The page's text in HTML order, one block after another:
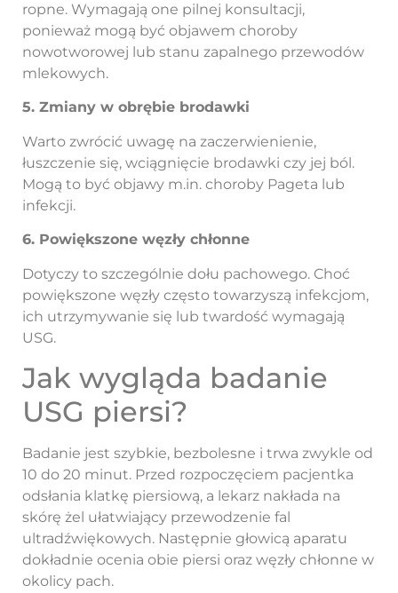
ropne. Wymagają one pilnej konsultacji,
ponieważ mogą być objawem choroby
nowotworowej lub stanu zapalnego przewodów
mlekowych.
5. Zmiany w obrębie brodawki
Warto zwrócić uwagę na zaczerwienienie,
łuszczenie się, wciągnięcie brodawki czy jej ból.
Mogą to być objawy m.in. choroby Pageta lub
infekcji.
6. Powiększone węzły chłonne
Dotyczy to szczególnie dołu pachowego. Choć
powiększone węzły często towarzyszą infekcjom,
ich utrzymywanie się lub twardość wymagają
USG.
Jak wygląda badanie
USG piersi?
Badanie jest szybkie, bezbolesne i trwa zwykle od
10 do 20 minut. Przed rozpoczęciem pacjentka
odsłania klatkę piersiową, a lekarz nakłada na
skórę żel ułatwiający przewodzenie fal
ultradźwiękowych. Następnie głowicą aparatu
dokładnie ocenia obie piersi oraz węzły chłonne w
okolicy pach.